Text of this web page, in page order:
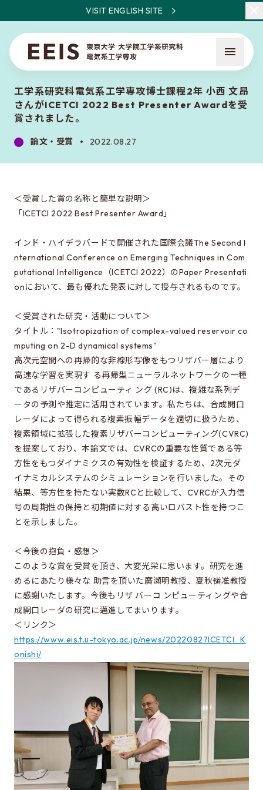
VISIT ENGLISH SITE
ニュース
入試について
修士特別口述試験
入試説明会
案内書、修論/博論研究課題内容、成績集計表）
試験科目に関する情報
大学院入試のQ&A
EEISを目指す方へ
進路・博士について
費用/経済的支援
EEISをもっと知る
電気系事務室
関連組織のリンク
お問い合わせ・アクセス
お問い合わせ
アクセス
このサイトについて
サイトの更新依頼
工学系研究科電気系工学専攻博士課程2年 小西 文昂
さんがICETCI 2022 Best Presenter Awardを受
賞されました。
論文・受賞 2022.08.27
＜受賞した賞の名称と簡単な説明＞
「ICETCI 2022 Best Presenter Award」
インド・ハイデラバードで開催された国際会議The Second I
nternational Conference on Emerging Techniques in Com
putational Intelligence（ICETCI 2022）のPaper Presentati
onにおいて、最も優れた発表に対して授与されるものです。
＜受賞された研究・活動について＞
タイトル："Isotropization of complex-valued reservoir co
mputing on 2-D dynamical systems"
高次元空間への再帰的な非線形写像をもつリザバー層により
高速な学習を実現す る再帰型ニューラルネットワークの一種
であるリザバーコンピューティ ング (RC)は、複雑な系列デ
ータの予測や推定に活用されています。私たちは、合成開口
レーダによって得られる複素振幅データを適切に扱うため、
複素領域に拡張した複素リザバーコンピューティング(CVRC)
を提案しており、本論文では、CVRCの重要な性質である等
方性をもつダイナミクスの有効性を検証するため、2次元ダ
イナミカルシステムのシミュレーションを行いました。その
結果、等方性を持たない実数RCと比較して、CVRCが入力信
号の周期性の保持と初期値に対する高いロバスト性を持つこ
とを示しました。
＜今後の抱負・感想＞
このような賞を受賞を頂き、大変光栄に思います。研究を進
めるにあたり様々な 助言を頂いた廣瀬明教授、夏秋嶺准教授
に感謝いたします。今後もリザ バーコ ンピューティングや合
成開口レーダの研究に邁進してまいります。
＜リンク＞
https://www.eis.t.u-tokyo.ac.jp/news/20220827ICETCI_K
onishi/